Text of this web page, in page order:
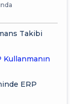
Takibi
Kullanmanın
ERP